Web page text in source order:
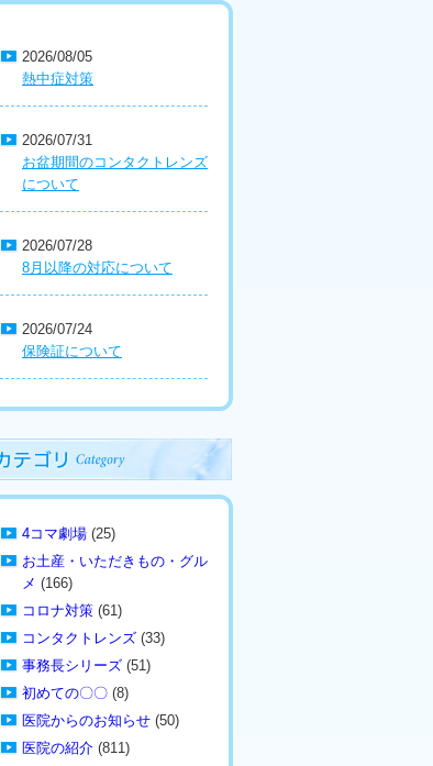
2026/08/05
熱中症対策
2026/07/31
お盆期間のコンタクトレンズ
について
2026/07/28
8月以降の対応について
2026/07/24
保険証について
4コマ劇場 (25)
お土産・いただきもの・グル
メ (166)
コロナ対策 (61)
コンタクトレンズ (33)
事務長シリーズ (51)
初めての〇〇 (8)
医院からのお知らせ (50)
医院の紹介 (811)